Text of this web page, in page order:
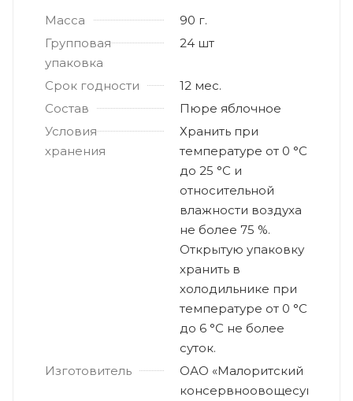
Масса
90 г.
Групповая
упаковка
24 шт
Срок годности
12 мес.
Состав
Пюре яблочное
Условия
хранения
Хранить при
температуре от 0 °С
до 25 °С и
относительной
влажности воздуха
не более 75 %.
Открытую упаковку
хранить в
холодильнике при
температуре от 0 °С
до 6 °С не более
суток.
Изготовитель
ОАО «Малоритский